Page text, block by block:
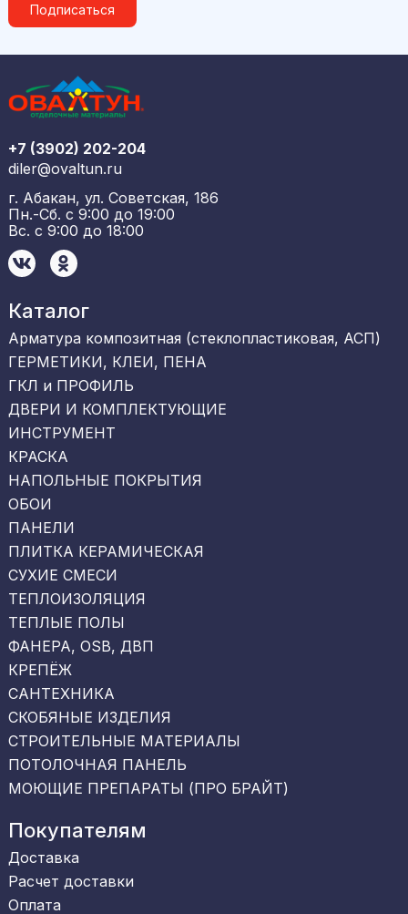
Подписаться
Каталог
Арматура композитная (стеклопластиковая, АСП)
ГЕРМЕТИКИ, КЛЕИ, ПЕНА
ГКЛ и ПРОФИЛЬ
ДВЕРИ И КОМПЛЕКТУЮЩИЕ
ИНСТРУМЕНТ
КРАСКА
НАПОЛЬНЫЕ ПОКРЫТИЯ
ОБОИ
ПАНЕЛИ
ПЛИТКА КЕРАМИЧЕСКАЯ
СУХИЕ СМЕСИ
ТЕПЛОИЗОЛЯЦИЯ
ТЕПЛЫЕ ПОЛЫ
ФАНЕРА, OSB, ДВП
КРЕПЁЖ
САНТЕХНИКА
СКОБЯНЫЕ ИЗДЕЛИЯ
СТРОИТЕЛЬНЫЕ МАТЕРИАЛЫ
ПОТОЛОЧНАЯ ПАНЕЛЬ
МОЮЩИЕ ПРЕПАРАТЫ (ПРО БРАЙТ)
Покупателям
Доставка
Расчет доставки
Оплата
г. Абакан, ул. Советская, 186
Пн.-Сб. с 9:00 до 19:00
Вс. с 9:00 до 18:00
+7 (3902) 202-204
diler@ovaltun.ru